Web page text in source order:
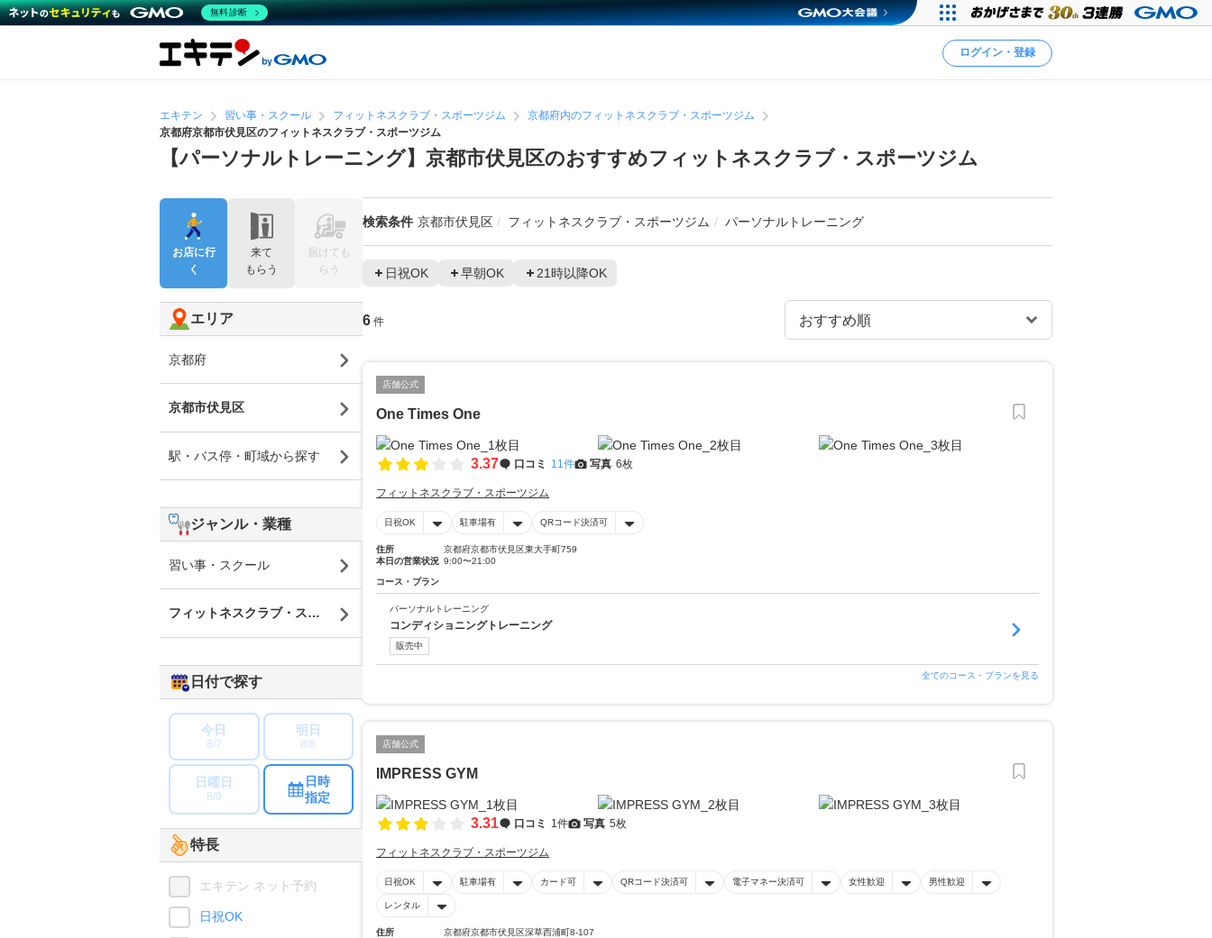
ログイン・登録
エキテン 習い事・スクール フィットネスクラブ・スポーツジム
京都府内のフィットネスクラブ・スポーツジム
京都府京都市伏見区のフィットネスクラブ・スポーツジム
【パーソナルトレーニング】京都市伏見区のおすすめフィットネスクラブ・スポーツジム
検索条件 京都市伏見区 フィットネスクラブ・スポーツジム パーソナルトレーニング
日祝OK 早朝OK 21時以降OK
6 件
店舗公式
One Times One
3.37 口コミ 11件 写真 6枚
フィットネスクラブ・スポーツジム
日祝OK 駐車場有 QRコード決済可
住所
京都府京都市伏見区東大手町759
本日の営業状況 9:00〜21:00
コース・プラン
パーソナルトレーニング
コンディショニングトレーニング
販売中
全てのコース・プランを見る
店舗公式
IMPRESS GYM
3.31 口コミ 1件 写真 5枚
フィットネスクラブ・スポーツジム
日祝OK 駐車場有 カード可 QRコード決済可 電子マネー決済可 女性歓迎 男性歓迎
レンタル
住所
京都府京都市伏見区深草西浦町8-107
お店に行
く
来て
もらう
届けても
らう
エリア
京都府
京都市伏見区
駅・バス停・町域から探す
ジャンル・業種
習い事・スクール
フィットネスクラブ・スポーツジム
日付で探す
今日
8/7
明日
8/8
日曜日
8/9
日時
指定
特長
エキテン ネット予約
日祝OK
無料診断